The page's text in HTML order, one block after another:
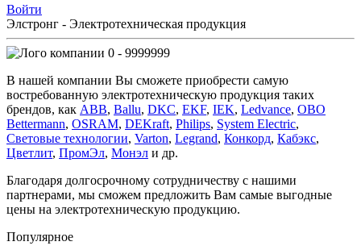
Войти
Элстронг - Электротехническая продукция
0 - 9999999
В нашей компании Вы сможете приобрести самую
востребованную электротехническую продукция таких
брендов, как ABB, Ballu, DKC, EKF, IEK, Ledvance, OBO
Bettermann, OSRAM, DEKraft, Philips, System Electric,
Световые технологии, Varton, Legrand, Конкорд, Кабэкс,
Цветлит, ПромЭл, Монэл и др.
Благодаря долгосрочному сотрудничеству с нашими
партнерами, мы сможем предложить Вам самые выгодные
цены на электротехническую продукцию.
Популярное